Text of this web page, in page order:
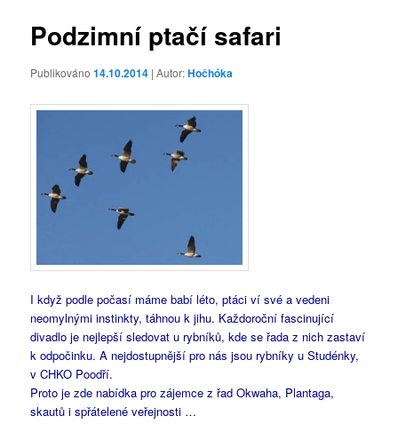
Podzimní ptačí safari
Publikováno14.10.2014 | Autor:Hočhóka
I když podle počasí máme babí léto, ptáci ví své a vedeni
neomylnými instinkty, táhnou k jihu. Každoroční fascinující
divadlo je nejlepší sledovat u rybníků, kde se řada z nich zastaví
k odpočinku. A nejdostupnější pro nás jsou rybníky u Studénky,
v CHKO Poodří.
Proto je zde nabídka pro zájemce z řad Okwaha, Plantaga,
skautů i spřátelené veřejnosti …